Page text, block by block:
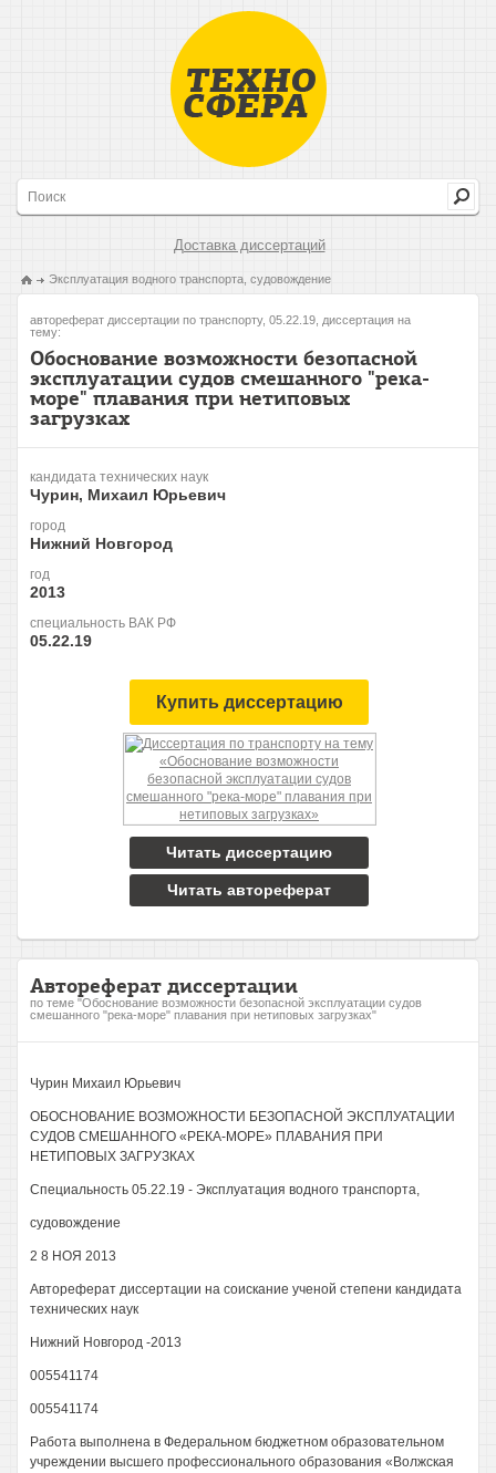
Доставка диссертаций
Эксплуатация водного транспорта, судовождение
автореферат диссертации по транспорту, 05.22.19, диссертация на
тему:
Обоснование возможности безопасной
эксплуатации судов смешанного "река-
море" плавания при нетиповых
загрузках
кандидата технических наук
Чурин, Михаил Юрьевич
город
Нижний Новгород
год
2013
специальность ВАК РФ
05.22.19
Купить диссертацию
Читать диссертацию
Читать автореферат
Автореферат диссертации
по теме "Обоснование возможности безопасной эксплуатации судов
смешанного "река-море" плавания при нетиповых загрузках"
Чурин Михаил Юрьевич
ОБОСНОВАНИЕ ВОЗМОЖНОСТИ БЕЗОПАСНОЙ ЭКСПЛУАТАЦИИ
СУДОВ СМЕШАННОГО «РЕКА-МОРЕ» ПЛАВАНИЯ ПРИ
НЕТИПОВЫХ ЗАГРУЗКАХ
Специальность 05.22.19 - Эксплуатация водного транспорта,
судовождение
2 8 НОЯ 2013
Автореферат диссертации на соискание ученой степени кандидата
технических наук
Нижний Новгород -2013
005541174
005541174
Работа выполнена в Федеральном бюджетном образовательном
учреждении высшего профессионального образования «Волжская